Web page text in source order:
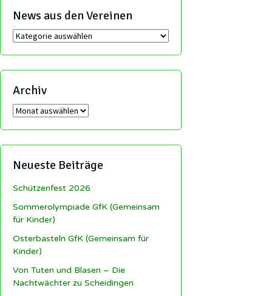
News aus den Vereinen
News
Vereinen
Archiv
Archiv
Neueste Beiträge
Schützenfest 2026
Sommerolympiade GfK (Gemeinsam
für Kinder)
Osterbasteln GfK (Gemeinsam für
Kinder)
Von Tuten und Blasen – Die
Nachtwächter zu Scheidingen